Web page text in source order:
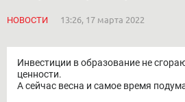
НОВОСТИ 13:26, 17 марта 2022
Инвестиции в образование не
ценности.
А сейчас весна и самое время